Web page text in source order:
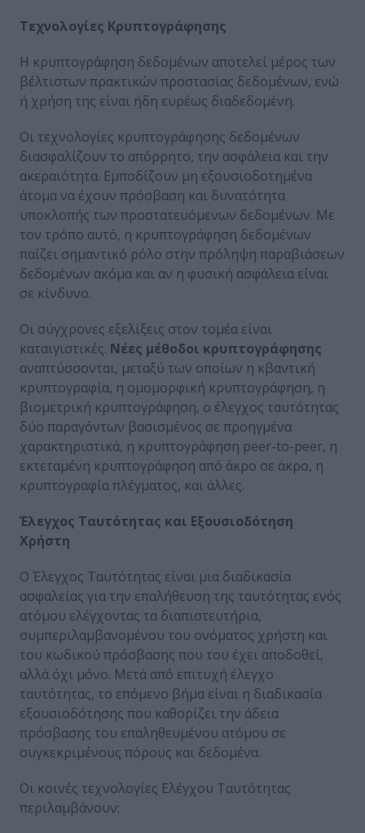
Τεχνολογίες Κρυπτογράφησης
Η κρυπτογράφηση δεδομένων αποτελεί μέρος των
βέλτιστων πρακτικών προστασίας δεδομένων, ενώ
ή χρήση της είναι ήδη ευρέως διαδεδομένη.
Οι τεχνολογίες κρυπτογράφησης δεδομένων
διασφαλίζουν το απόρρητο, την ασφάλεια και την
ακεραιότητα. Εμποδίζουν μη εξουσιοδοτημένα
άτομα να έχουν πρόσβαση και δυνατότητα
υποκλοπής των προστατευόμενων δεδομένων. Με
τον τρόπο αυτό, η κρυπτογράφηση δεδομένων
παίζει σημαντικό ρόλο στην πρόληψη παραβιάσεων
δεδομένων ακόμα και αν η φυσική ασφάλεια είναι
σε κίνδυνο.
Οι σύγχρονες εξελίξεις στον τομέα είναι
καταιγιστικές. Νέες μέθοδοι κρυπτογράφησης
αναπτύσσονται, μεταξύ των οποίων η κβαντική
κρυπτογραφία, η ομομορφική κρυπτογράφηση, η
βιομετρική κρυπτογράφηση, ο έλεγχος ταυτότητας
δύο παραγόντων βασισμένος σε προηγμένα
χαρακτηριστικά, η κρυπτογράφηση peer-to-peer, η
εκτεταμένη κρυπτογράφηση από άκρο σε άκρο, η
κρυπτογραφία πλέγματος, και άλλες.
Έλεγχος Ταυτότητας και Εξουσιοδότηση
Χρήστη
Ο Έλεγχος Ταυτότητας είναι μια διαδικασία
ασφαλείας για την επαλήθευση της ταυτότητας ενός
ατόμου ελέγχοντας τα διαπιστευτήρια,
συμπεριλαμβανομένου του ονόματος χρήστη και
του κωδικού πρόσβασης που του έχει αποδοθεί,
αλλά όχι μόνο. Μετά από επιτυχή έλεγχο
ταυτότητας, το επόμενο βήμα είναι η διαδικασία
εξουσιοδότησης που καθορίζει την άδεια
πρόσβασης του επαληθευμένου ατόμου σε
συγκεκριμένους πόρους και δεδομένα.
Οι κοινές τεχνολογίες Ελέγχου Ταυτότητας
περιλαμβάνουν: